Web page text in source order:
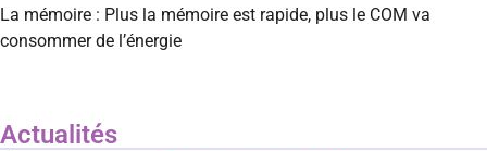
La mémoire : Plus la mémoire est rapide, plus le COM va
consommer de l’énergie
Actualités